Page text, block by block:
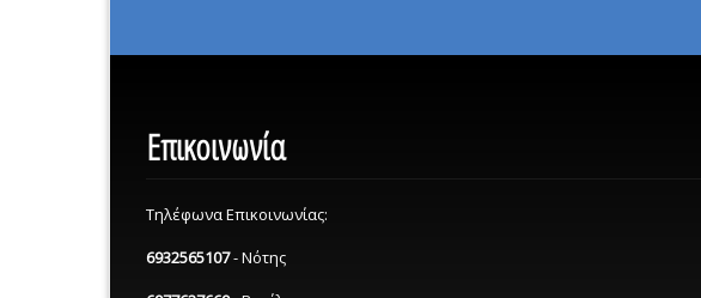
Επικοινωνία
Τηλέφωνα Επικοινωνίας:
6932565107- Νότης